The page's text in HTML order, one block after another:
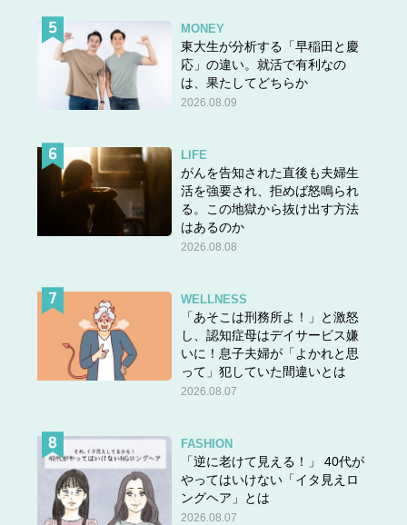
て拒絶している」という久美子さん。しかしそれを理由に
夫は久美子さんに怒鳴るようになっているそうで「夫が家
にいるだけで大きなストレス」だと話します。
次のページ▶▶夫に対する「消えて欲しい」という思い。
MONEY
東大生が分析する「早稲田と慶
応」の違い。就活で有利なの
は、果たしてどちらか
2026.08.09
LIFE
がんを告知された直後も夫婦生
活を強要され、拒めば怒鳴られ
る。この地獄から抜け出す方法
はあるのか
2026.08.08
WELLNESS
「あそこは刑務所よ！」と激怒
し、認知症母はデイサービス嫌
いに！息子夫婦が「よかれと思
って」犯していた間違いとは
2026.08.07
FASHION
「逆に老けて見える！」 40代が
やってはいけない「イタ見えロ
ングヘア」とは
2026.08.07